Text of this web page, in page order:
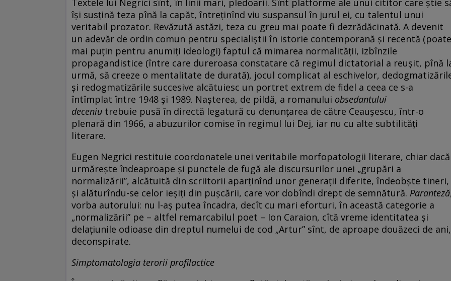
Textele lui Negrici sînt, în linii mari, pledoarii. Sînt platforme ale unui cititor care ştie
îşi susţină teza pînă la capăt, întreţinînd viu suspansul în jurul ei, cu talentul unui
veritabil prozator. Revăzută astăzi, teza cu greu mai poate fi dezrădăcinată. A devenit
un adevăr de ordin comun pentru specialiştii în istorie contemporană şi recentă (poate
mai puţin pentru anumiţi ideologi) faptul că mimarea normalităţii, izbînzile
propagandistice (între care dureroasa constatare că regimul dictatorial a reuşit, pînă
urmă, să creeze o mentalitate de durată), jocul complicat al eschivelor,
şi redogmatizările succesive alcătuiesc un portret extrem de fidel a ceea ce s-a
întîmplat între 1948 şi 1989. Naşterea, de pildă, a romanului obsedantului
deceniu trebuie pusă în directă legatură cu denunţarea de către Ceauşescu, într-o
plenară din 1966, a abuzurilor comise în regimul lui Dej, iar nu cu alte subtilităţi
literare.
Eugen Negrici restituie coordonatele unei veritabile morfopatologii literare, chiar dacă
urmăreşte îndeaproape şi punctele de fugă ale discursurilor unei „grupări a
normalizării”, alcătuită din scriitorii aparţinînd unor generaţii diferite, îndeobşte tineri,
şi alăturîndu-se celor ieşiţi din puşcării, care vor dobîndi drept de semnătură. Paranteză
vorba autorului: nu l-aş putea încadra, decît cu mari eforturi, în această categorie a
„normalizării” pe – altfel remarcabilul poet – Ion Caraion, cîtă vreme identitatea şi
delaţiunile odioase din dreptul numelui de cod „Artur” sînt, de aproape douăzeci de ani,
deconspirate.
Simptomatologia terorii profilactice